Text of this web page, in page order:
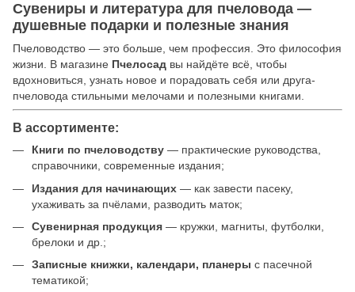
Сувениры и литература для пчеловода —
душевные подарки и полезные знания
Пчеловодство — это больше, чем профессия. Это философия
жизни. В магазине Пчелосад вы найдёте всё, чтобы
вдохновиться, узнать новое и порадовать себя или друга-
пчеловода стильными мелочами и полезными книгами.
В ассортименте:
Книги по пчеловодству — практические руководства,
справочники, современные издания;
Издания для начинающих — как завести пасеку,
ухаживать за пчёлами, разводить маток;
Сувенирная продукция — кружки, магниты, футболки,
брелоки и др.;
Записные книжки, календари, планеры с пасечной
тематикой;